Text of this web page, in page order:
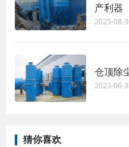
产利器
2025-08-
仓顶除
2023-06-
猜你喜欢